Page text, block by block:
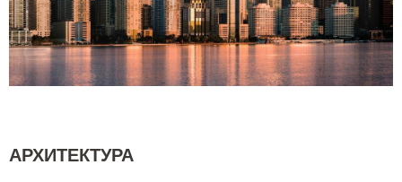
АРХИТЕКТУРА